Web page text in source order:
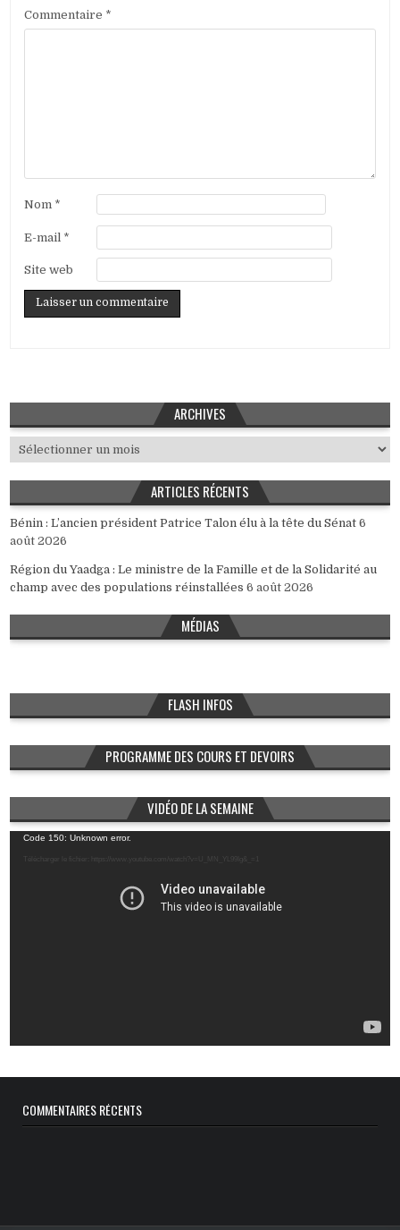
Commentaire *
Nom *
E-mail *
Site web
ARCHIVES
Archives
ARTICLES RÉCENTS
Bénin : L’ancien président Patrice Talon élu à la tête du Sénat 6
août 2026
Région du Yaadga : Le ministre de la Famille et de la Solidarité au
champ avec des populations réinstallées 6 août 2026
MÉDIAS
FLASH INFOS
PROGRAMME DES COURS ET DEVOIRS
VIDÉO DE LA SEMAINE
Lecteur
vidéo
Code 150: Unknown error.
Télécharger le fichier: https://www.youtube.com/watch?v=U_MN_YL99Ig&_=1
COMMENTAIRES RÉCENTS